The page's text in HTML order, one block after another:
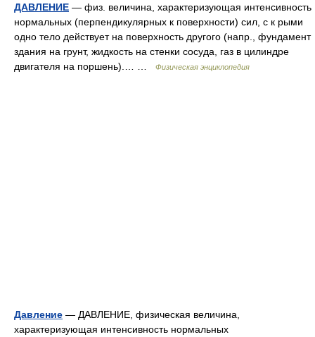
ДАВЛЕНИЕ — физ. величина, характеризующая интенсивность
нормальных (перпендикулярных к поверхности) сил, с к рыми
одно тело действует на поверхность другого (напр., фундамент
здания на грунт, жидкость на стенки сосуда, газ в цилиндре
двигателя на поршень).… …
Физическая энциклопедия
Давление — ДАВЛЕНИЕ, физическая величина,
характеризующая интенсивность нормальных